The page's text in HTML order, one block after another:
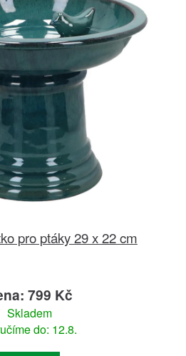
pro ptáky 29 x 22 cm
799 Kč
Skladem
do: 12.8.